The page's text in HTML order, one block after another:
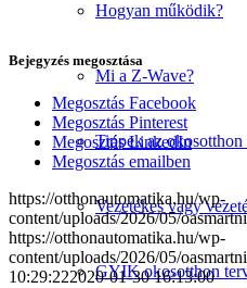
Hogyan működik?
Mi a Z-Wave?
Tippek az
Vezetékes vagy
GYIK okosotthon
Bejegyzés megosztása
Megosztás Facebook
Megosztás Pinterest
Megosztás LinkedIn
Megosztás emailben
https://otthonautomatika.hu/wp-
content/uploads/2026/05/
https://otthonautomatika.hu/wp-
content/uploads/2026/05/
10:29:222020-01-30 16:13:00